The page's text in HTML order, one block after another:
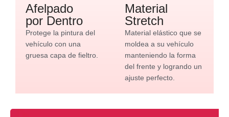
Afelpado
por Dentro
Protege la pintura del
vehículo con una
gruesa capa de fieltro.
Material
Stretch
Material elástico que se
moldea a su vehículo
manteniendo la forma
del frente y logrando un
ajuste perfecto.